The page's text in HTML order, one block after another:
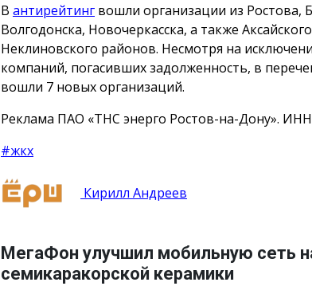
В антирейтинг вошли организации из Ростова,
Волгодонска, Новочеркасска, а также
Неклиновского районов. Несмотря на
компаний, погасивших задолженность, в
вошли 7 новых организаций.
Реклама ПАО «ТНС энерго Ростов-на-Дону». ИНН
#жкх
Кирилл Андреев
МегаФон улучшил мобильную сеть
семикаракорской керамики